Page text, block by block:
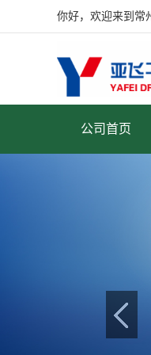
你好，欢迎来到常
公司首页